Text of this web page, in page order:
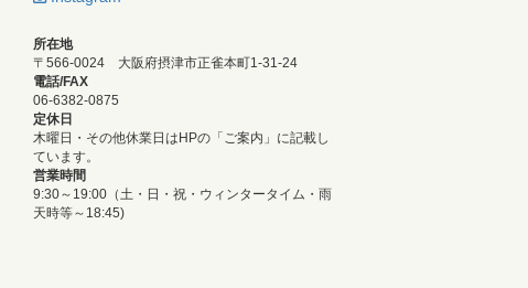
所在地
〒566-0024 大阪府摂津市正雀本町1-31-24
電話/FAX
06-6382-0875
定休日
木曜日・その他休業日はHPの「ご案内」に記載し
ています。
営業時間
9:30～19:00（土・日・祝・ウィンタータイム・雨
天時等～18:45)